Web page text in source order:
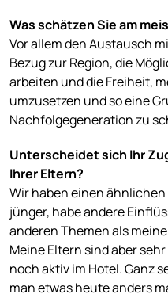
Was schätzen Sie am
Vor allem den Austausch
Bezug zur Region, die
arbeiten und die Freiheit,
umzusetzen und so eine
Nachfolgegeneration zu
Unterscheidet sich Ihr
Ihrer Eltern?
Wir haben einen
jünger, habe andere
anderen Themen als
Meine Eltern sind aber
noch aktiv im Hotel. Ganz
man etwas heute anders